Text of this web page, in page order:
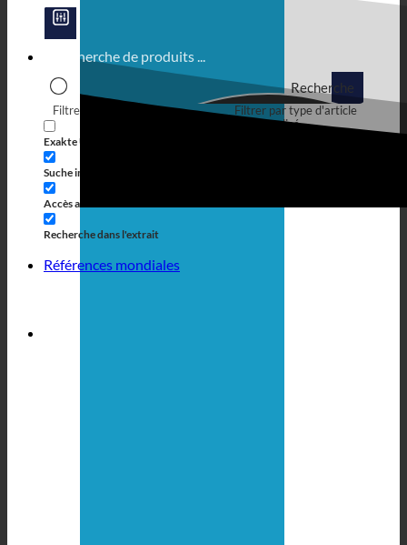
Recherche
Filtres génériques
Exakte Übereinstimmung
Suche im Titel
Accès au contenu
Recherche dans l'extrait
Filtrer par type d'article
personnalisé
Références mondiales